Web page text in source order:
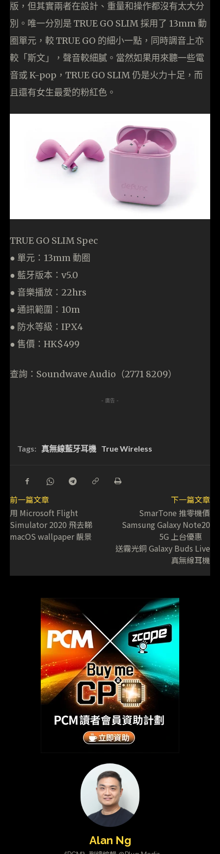
版，但其實兩者在設計、重量和操作都沒有太大分
別。唯一分別是 TRUE GO SLIM 採用了 13mm 動
圈單元，較 TRUE GO 的細小一點，同時調音上亦
較「斯文」，聲音較細膩。當然如果用來聽一些電
音或 K-pop，TRUE GO SLIM 仍是火力十足，而
且還有女生最愛的粉紅色。
TRUE GO SLIM Spec
● 單元：13mm 動圈
● 藍牙版本：v5.0
● 音樂播放：22hrs
● 通訊範圍：10m
● 防水等級：IPX4
● 售價：HK$499
查詢：Soundwave Audio（2771 8209）
- 廣告 -
Tags: 真無線藍牙耳機 True Wireless
前一篇文章
用 Microsoft Flight
Simulator 2020 飛去睇
macOS wallpaper 靚景
下一篇文章
SmarTone 推零機價
Samsung Galaxy Note20
5G 上台優惠
送霧光銅 Galaxy Buds Live
真無線耳機
Alan Ng